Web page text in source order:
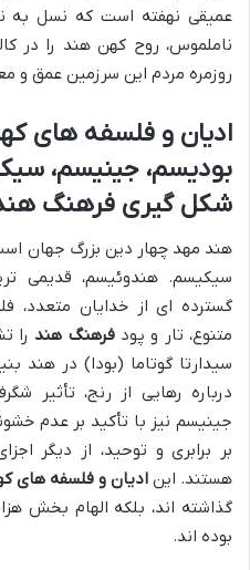
عمیقی نهفته است که نسل به
ناملموس، روح کهن هند را در
روزمره مردم این سرزمین عمق و
ادیان و فلسفه های
بودیسم، جینیسم،
شکل گیری فرهنگ
هند مهد چهار دین بزرگ جهان
سیکیسم. هندوئیسم، قدیمی
گسترده ای از خدایان متعدد،
متنوع، تار و پودفرهنگ هندرا
سیدارتا گوتاما (بودا) در هند
درباره رهایی از رنج، تأثیر
جینیسم نیز با تأکید بر عدم
بر برابری و توحید، از دیگر
هستند. این ادیان و فلسفه های
گذاشته اند، بلکه الهام بخش
بوده اند.